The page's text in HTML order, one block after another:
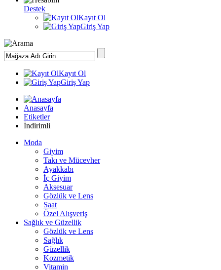
Destek
Kayıt Ol
Giriş Yap
Kayıt Ol
Giriş Yap
Anasayfa
Etiketler
İndirimli
Moda
Giyim
Takı ve Mücevher
Ayakkabı
İç Giyim
Aksesuar
Gözlük ve Lens
Saat
Özel Alışveriş
Sağlık ve Güzellik
Gözlük ve Lens
Sağlık
Güzellik
Kozmetik
Vitamin